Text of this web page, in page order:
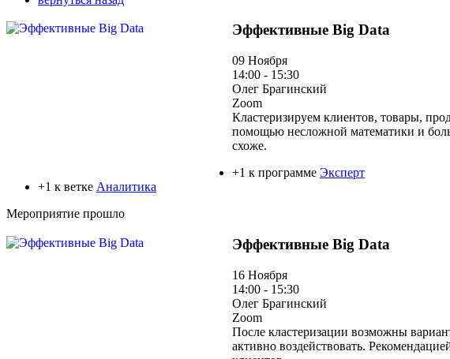
Эффективные Big Data
09 Ноября
14:00 - 15:30
Олег Брагинский
Zoom
Кластеризируем клиентов, товары,
помощью несложной математики и
схоже.
+1 к программе Эксперт
+1 к ветке Аналитика
Мероприятие прошло
Эффективные Big Data
16 Ноября
14:00 - 15:30
Олег Брагинский
Zoom
После кластеризации возможны
активно воздействовать.